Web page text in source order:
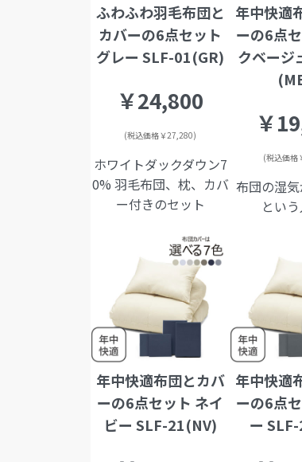
ふわふわ羽毛布団と
カバーの6点セット
グレー SLF-01(GR)
￥24,800
(税込価格￥27,280)
ホワイトダックダウン7
0% 羽毛布団、枕、カバ
ー付きのセット
年中快適
ーの6点
クベージ
￥
(税込価格
布団の湿
とい
年中快適布団とカバ
ーの6点セット ネイ
ビー SLF-21(NV)
年中快適
ーの6点
ー